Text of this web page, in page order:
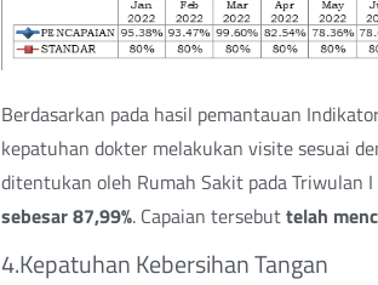
Berdasarkan pada hasil pemantauan
kepatuhan dokter melakukan visite sesuai
ditentukan oleh Rumah Sakit pada Triwulan
sebesar 87,99%. Capaian tersebuttelah
4.Kepatuhan Kebersihan Tangan